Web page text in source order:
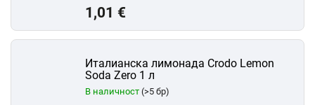
1,01 €
Италианска лимонада Crodo Lemon
Soda Zero 1 л
В наличност (>5 бр)